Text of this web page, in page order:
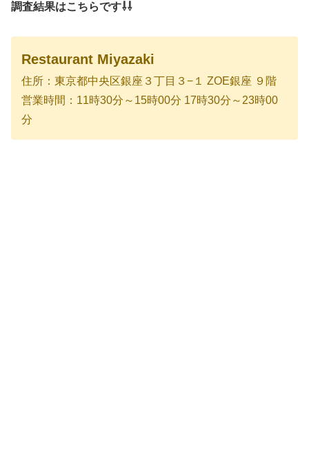
調査結果はこちらです⇩⇩
Restaurant Miyazaki
住所：東京都中央区銀座３丁目３−１ ZOE銀座 ９階
営業時間：11時30分～15時00分 17時30分～23時00
分